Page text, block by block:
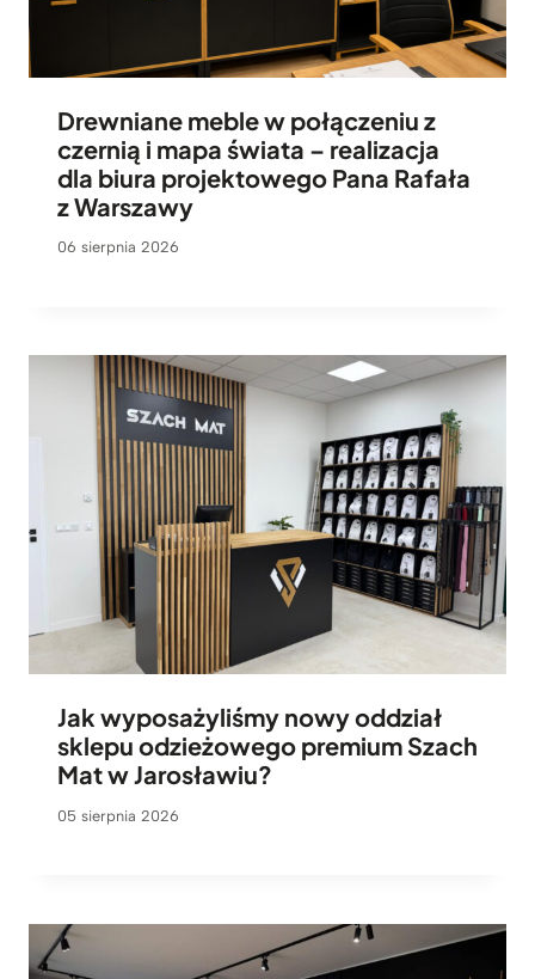
Drewniane meble w połączeniu z
czernią i mapa świata – realizacja
dla biura projektowego Pana Rafała
z Warszawy
06 sierpnia 2026
Jak wyposażyliśmy nowy oddział
sklepu odzieżowego premium Szach
Mat w Jarosławiu?
05 sierpnia 2026